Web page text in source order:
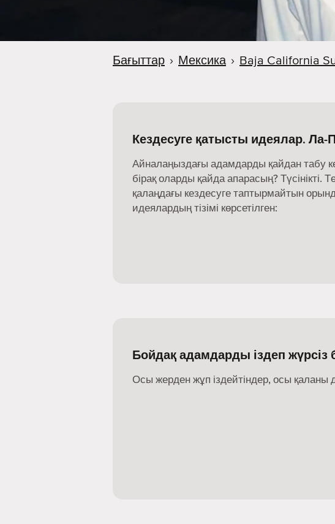
Бағыттар › Мексика › Baja California
Кездесуге қатысты идеялар. Ла-
Айналаңыздағы адамдарды қайдан табу
бірақ оларды қайда апарасың? Түсінікті.
қалаңдағы кездесуге таптырмайтын
идеялардың тізімі көрсетілген:
Бойдақ адамдарды іздеп жүрсіз
Осы жерден жұп іздейтіндер, осы қаланы